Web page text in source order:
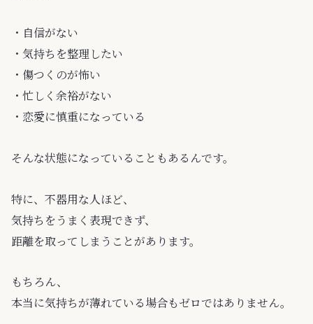
・自信がない
・気持ちを整理したい
・傷つくのが怖い
・忙しく余裕がない
・恋愛に慎重になっている
そんな状態になっていることもあるんです。
特に、不器用な人ほど、
気持ちをうまく表現できず、
距離を取ってしまうことがあります。
もちろん、
本当に気持ちが薄れている場合もゼロではありません。